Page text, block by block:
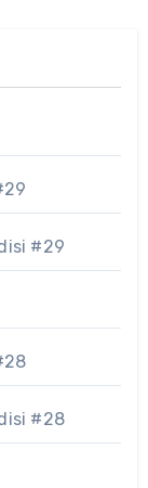
#29
#28